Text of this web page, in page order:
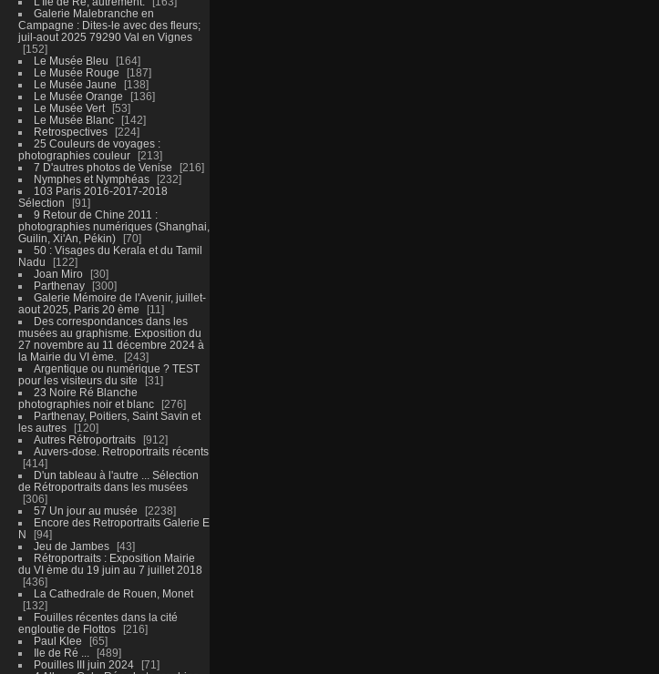
Galerie Malebranche en
Campagne : Dites-le avec des fleurs;
juil-aout 2025 79290 Val en Vignes
152
Le Musée Bleu
164
Le Musée Rouge
187
Le Musée Jaune
138
Le Musée Orange
136
Le Musée Vert
53
Le Musée Blanc
142
Retrospectives
224
25 Couleurs de voyages :
photographies couleur
213
7 D'autres photos de Venise
216
Nymphes et Nymphéas
232
103 Paris 2016-2017-2018
Sélection
91
9 Retour de Chine 2011 :
photographies numériques (Shanghai,
Guilin, Xi'An, Pékin)
70
50 : Visages du Kerala et du Tamil
Nadu
122
Joan Miro
30
Parthenay
300
Galerie Mémoire de l'Avenir, juillet-
aout 2025, Paris 20 ème
11
Des correspondances dans les
musées au graphisme. Exposition du
27 novembre au 11 décembre 2024 à
la Mairie du VI ème.
243
Argentique ou numérique ? TEST
pour les visiteurs du site
31
23 Noire Ré Blanche
photographies noir et blanc
276
Parthenay, Poitiers, Saint Savin et
les autres
120
Autres Rétroportraits
912
Auvers-dose. Retroportraits récents
414
D'un tableau à l'autre ... Sélection
de Rétroportraits dans les musées
306
57 Un jour au musée
2238
Encore des Retroportraits Galerie E
N
94
Jeu de Jambes
43
Rétroportraits : Exposition Mairie
du VI ème du 19 juin au 7 juillet 2018
436
La Cathedrale de Rouen, Monet
132
Fouilles récentes dans la cité
engloutie de Flottos
216
Paul Klee
65
Ile de Ré ...
489
Pouilles III juin 2024
71